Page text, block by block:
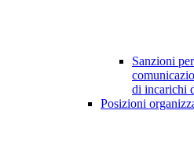
Sanzioni
di incarichi
Posizioni